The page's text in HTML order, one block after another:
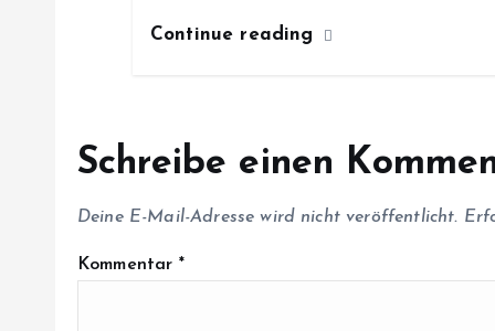
n
Continue reading
Schreibe einen
Deine E-Mail-Adresse wird nicht veröffentlicht.
Kommentar *